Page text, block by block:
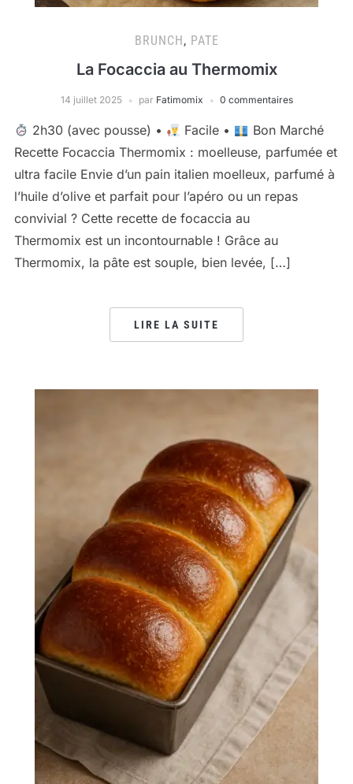
BRUNCH, PATE
La Focaccia au Thermomix
14 juillet 2025 par Fatimomix 0 commentaires
2h30 (avec pousse) • Facile •
Bon Marché
Recette Focaccia Thermomix : moelleuse, parfumée et
ultra facile Envie d’un pain italien moelleux, parfumé à
l’huile d’olive et parfait pour l’apéro ou un repas
convivial ? Cette recette de focaccia au
Thermomix est un incontournable ! Grâce au
Thermomix, la pâte est souple, bien levée, […]
LIRE LA SUITE